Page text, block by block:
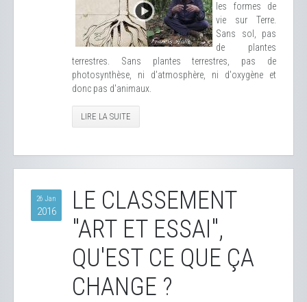
les formes de
vie sur Terre.
Sans sol, pas
de plantes
terrestres. Sans plantes terrestres, pas de
photosynthèse, ni d'atmosphère, ni d'oxygène et
donc pas d'animaux.
LIRE LA SUITE
26 Jan
2016
LE CLASSEMENT
"ART ET ESSAI",
QU'EST CE QUE ÇA
CHANGE ?